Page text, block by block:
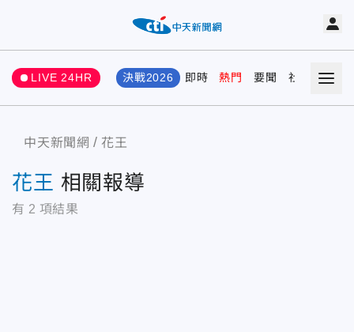
LIVE 24HR 決戰2026 即時 熱門 要聞 社會 娛樂
中天新聞網 花王
花王 相關報導
有 2 項結果